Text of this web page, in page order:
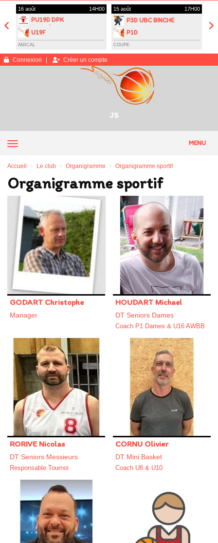
16 août 14H00
PU19D DPK
CARNIÈRES
U19F
AMICAL
15 août 17H00
P3D UBC BINCHE
P1D
COUPE
Connexion Créer un compte
JS
MENU
Accueil Le club Organigramme Organigramme sportif
Organigramme sportif
GODART Christophe
Manager
HOUDART Michael
DT Seniors Dames
Coach P1 Dames & U16 AWBB
RORIVE Nicolas
DT Seniors Messieurs
Responsable Tournoi
CORNU Olivier
DT Mini Basket
Coach U8 & U10
Panneau de gestion des cookies